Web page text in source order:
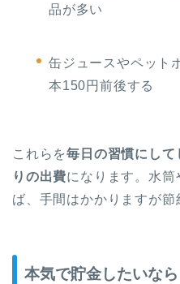
品が多い
缶ジュースやペット
本150円前後する
これらを毎日の習慣にして
りの出費になります。水
ば、手間はかかりますが節
本気で貯金したいな